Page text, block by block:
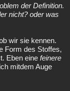
der Definition.
nicht? oder was
wir sie kennen.
Form des Stoffes,
Eben eine feinere
mitdem Auge